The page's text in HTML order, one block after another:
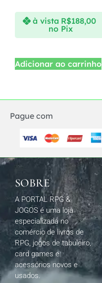
à vista R$188,00
no Pix
Adicionar ao carrinho
Pague com
SOBRE
A PORTAL RPG &
JOGOS é uma loja
especializada no
comércio de livros de
RPG, jogos de tabuleiro,
card games e
acessórios novos e
usados.